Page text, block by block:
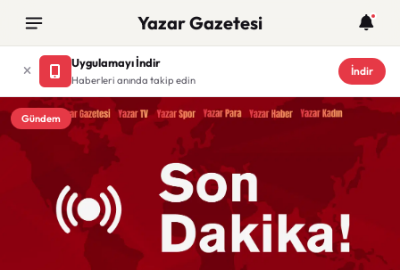
Yazar Gazetesi
Uygulamayı İndir
Haberleri anında takip edin
İndir
Gündem